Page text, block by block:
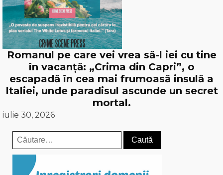
Romanul pe care vei vrea să-l iei cu tine
în vacanță: „Crima din Capri”, o
escapadă în cea mai frumoasă insulă a
Italiei, unde paradisul ascunde un secret
mortal.
iulie 30, 2026
Caută
după: